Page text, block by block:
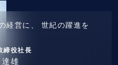
経営に、 世紀の躍進を
締役社長
雄